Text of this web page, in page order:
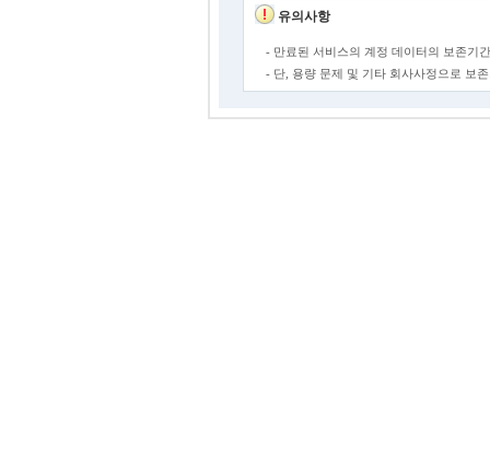
유의사항
- 만료된 서비스의 계정 데이터의 보존기
- 단, 용량 문제 및 기타 회사사정으로 보